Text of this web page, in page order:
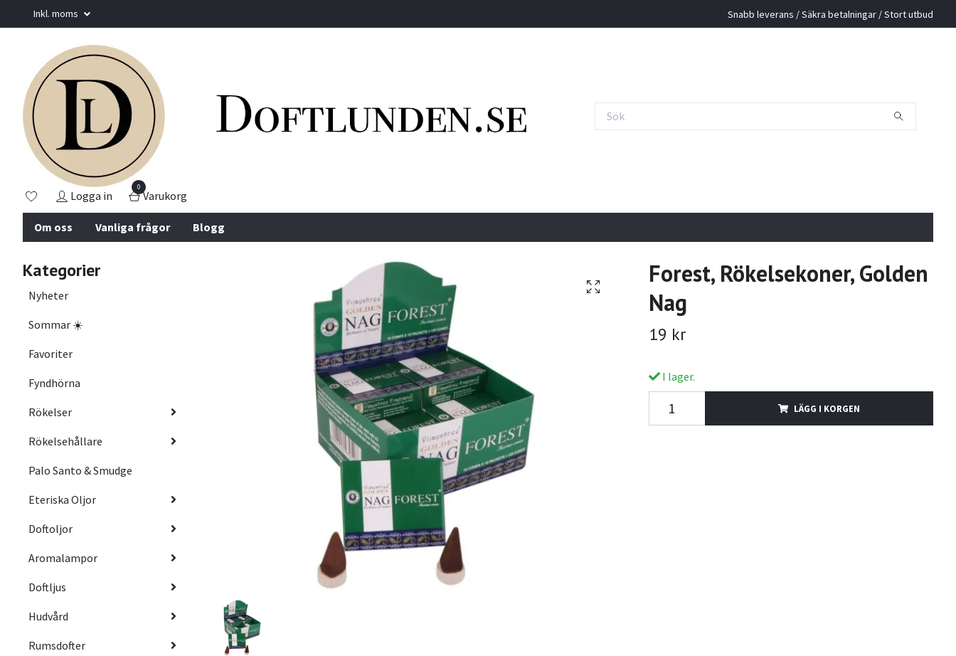
Inkl. moms Snabb leverans / Säkra betalningar / Stort utbud
Logga in
0
Varukorg
Om oss Vanliga frågor Blogg
Kategorier
Nyheter
Sommar ☀️
Favoriter
Fyndhörna
Rökelser
Rökelsehållare
Palo Santo & Smudge
Eteriska Oljor
Doftoljor
Aromalampor
Doftljus
Hudvård
Rumsdofter
Forest, Rökelsekoner, Golden
Nag
19 kr
I lager.
LÄGG I KORGEN